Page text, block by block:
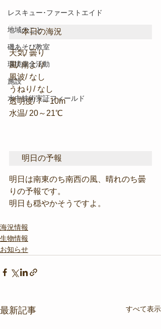
レスキュー･ファーストエイド
地域のこと
磯あそび教室
環境保全活動
施設
水中技術実証フィールド
本日の海況
天気/ 曇り
風/ 南より
風波/ なし
うねり/ なし
透明度/ 7～10m
水温/ 20～21℃
明日の予報
明日は南東のち南西の風、晴れのち曇
りの予報です。
明日も穏やかそうですよ。
海況情報
生物情報
お知らせ
最新記事 すべて表示